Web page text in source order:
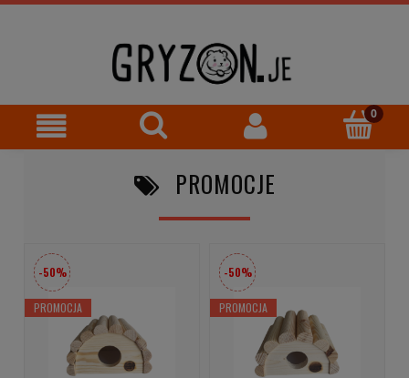
PROMOCJE
PROMOCJA
-50%
PROMOCJA
-50%